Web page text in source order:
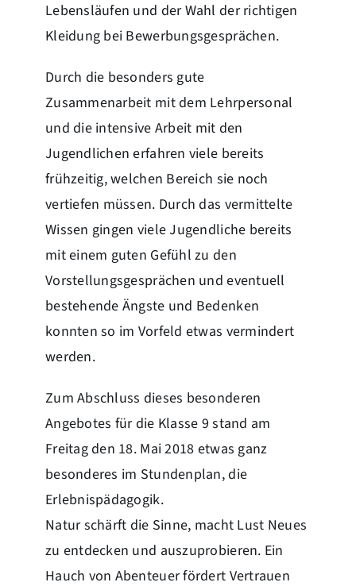
Lebensläufen und der Wahl der richtigen
Kleidung bei Bewerbungsgesprächen.
Durch die besonders gute
Zusammenarbeit mit dem Lehrpersonal
und die intensive Arbeit mit den
Jugendlichen erfahren viele bereits
frühzeitig, welchen Bereich sie noch
vertiefen müssen. Durch das vermittelte
Wissen gingen viele Jugendliche bereits
mit einem guten Gefühl zu den
Vorstellungsgesprächen und eventuell
bestehende Ängste und Bedenken
konnten so im Vorfeld etwas vermindert
werden.
Zum Abschluss dieses besonderen
Angebotes für die Klasse 9 stand am
Freitag den 18. Mai 2018 etwas ganz
besonderes im Stundenplan, die
Erlebnispädagogik.
Natur schärft die Sinne, macht Lust Neues
zu entdecken und auszuprobieren. Ein
Hauch von Abenteuer fördert Vertrauen